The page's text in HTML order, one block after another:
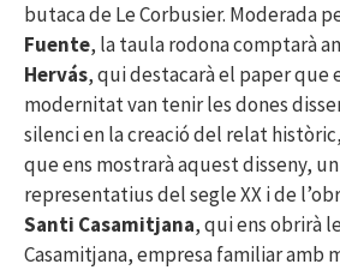
butaca de Le Corbusier. Moderada
Fuente, la taula rodona comptarà
Hervás, qui destacarà el paper que
modernitat van tenir les dones
silenci en la creació del relat històric,
que ens mostrarà aquest disseny,
representatius del segle XX i de
Santi Casamitjana, qui ens obrirà
Casamitjana, empresa familiar amb